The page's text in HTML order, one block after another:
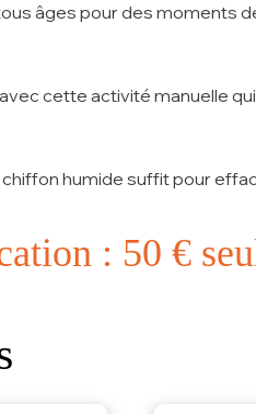
âges pour des moments
cette activité manuelle qui
chiffon humide suffit pour
: 50 €